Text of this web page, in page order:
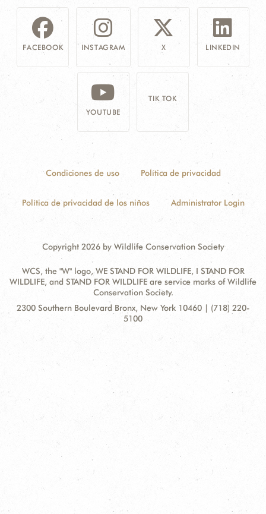
FACEBOOK INSTAGRAM X LINKEDIN
YOUTUBE
TIK TOK
Condiciones de uso Política de privacidad
Política de privacidad de los niños Administrator Login
Copyright 2026 by Wildlife Conservation Society
WCS, the "W" logo, WE STAND FOR WILDLIFE, I STAND FOR
WILDLIFE, and STAND FOR WILDLIFE are service marks of Wildlife
Conservation Society.
Contact
Address:
2300 Southern Boulevard Bronx, New York 10460 | (718) 220-
5100